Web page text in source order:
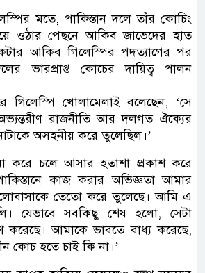
মতে, পাকিস্তান দলে তাঁর কোচিং
ওঠার পেছনে আকিব জাভেদের হাত
আকিব গিলেস্পির পদত্যাগের পর
ভারপ্রাপ্ত কোচের দায়িত্ব পালন
গিলেস্পি খোলামেলাই বলেছেন, ‘সে
রাজনীতি আর দলগত ঐক্যের
অসহনীয় করে তুলেছিল।’
চলে আসার হতাশা প্রকাশ করে
কাজ করার অভিজ্ঞতা আমার
তেতো করে তুলেছে। আমি এ
যেভাবে সবকিছু শেষ হলো, সেটা
আমাকে ভাবতে বাধ্য করেছে,
কোচ হতে চাই কি না।’